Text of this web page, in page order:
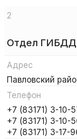
2
Отдел ГИБДД
Адрес
Павловский
Телефон
+7 (83171) 3-10-
+7 (83171) 3-10-
+7 (83171) 3-17-